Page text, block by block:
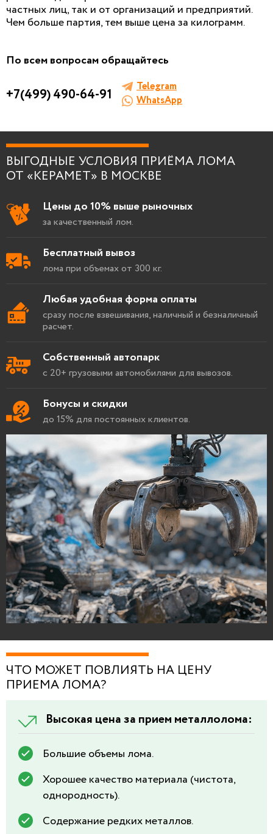
БЕСПЛАТНАЯ КОНСУЛЬТАЦИЯ
Я согласен наобработку персональных
данных.
частных лиц, так и от организаций и предприятий.
Чем больше партия, тем выше цена за килограмм.
По всем вопросам обращайтесь
+7(499) 490-64-91
Telegram
WhatsApp
ВЫГОДНЫЕ УСЛОВИЯ ПРИЁМА ЛОМА
ОТ «КЕРАМЕТ» В МОСКВЕ
Цены до 10% выше рыночных
за качественный лом.
Бесплатный вывоз
лома при объемах от 300 кг.
Любая удобная форма оплаты
сразу после взвешивания, наличный и безналичный
расчет.
Собственный автопарк
с 20+ грузовыми автомобилями для вывозов.
Бонусы и скидки
до 15% для постоянных клиентов.
ЧТО МОЖЕТ ПОВЛИЯТЬ НА ЦЕНУ
ПРИЕМА ЛОМА?
Высокая цена за прием металлолома:
Большие объемы лома.
Хорошее качество материала (чистота,
однородность).
Содержание редких металлов.